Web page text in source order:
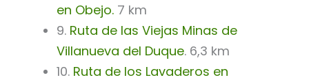
en Obejo.7 km
9. Ruta de las Viejas Minas de
Villanueva del Duque. 6,3 km
10. Ruta de los Lavaderos en